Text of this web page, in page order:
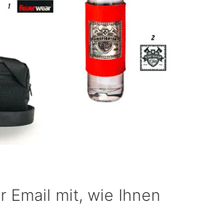
Email mit, wie Ihnen